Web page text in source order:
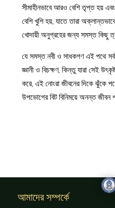
সীমাহীনভাবে আরও বেশি তৃপ্ত হয়
বেশি খুশি হয়, যাতে তারা
খোদায়ী অনুগ্রহের জন্য সমস্ত কিছু
যে সমস্ত নবী ও সাধকগণ এই পথে
জ্ঞানী ও বিচক্ষণ, কিন্তু যারা সেই
করে, এই নোংরা জীবনের দিকে ঝুঁকে
উপভোগের বিট বিনিময়ে অনন্ত জীবন
আমাদের সম্পর্কে